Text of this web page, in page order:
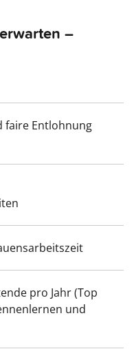
–
faire Entlohnung
pro Jahr (Top
und